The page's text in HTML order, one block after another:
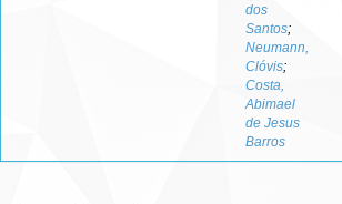
dos
Santos;
Neumann,
Clóvis;
Costa,
Abimael
de Jesus
Barros